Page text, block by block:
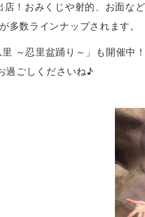
！おみくじや射的、お面など
多数ラインナップされます。
里 ～忍里盆踊り～」も開催
過ごしくださいね♪